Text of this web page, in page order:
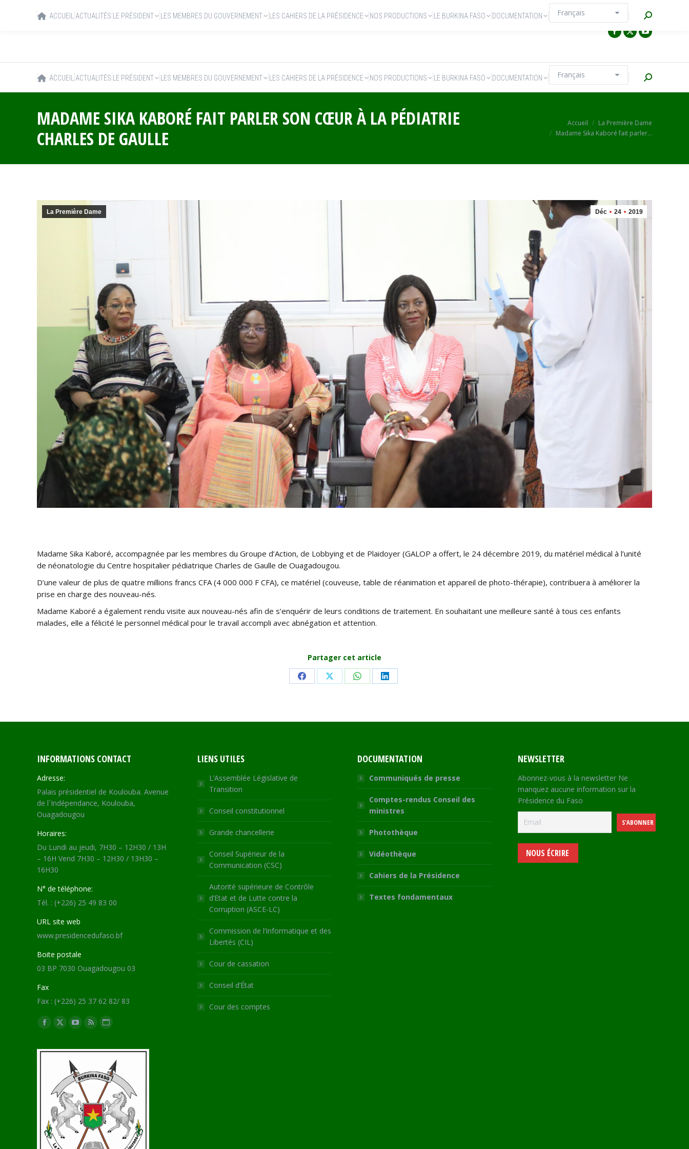
ACCUEIL ACTUALITÉS LE PRÉSIDENT LES MEMBRES DU GOUVERNEMENT LES CAHIERS DE LA PRÉSIDENCE NOS PRODUCTIONS LE BURKINA FASO DOCUMENTATION Recherche
MADAME SIKA KABORÉ FAIT PARLER SON CŒUR À LA PÉDIATRIE
CHARLES DE GAULLE
Accueil
La Première Dame
Madame Sika Kaboré fait parler…
Déc 24 2019
La Première Dame
Madame Sika Kaboré, accompagnée par les membres du Groupe d’Action, de Lobbying et de Plaidoyer (GALOP a offert, le 24 décembre 2019, du matériel médical à l’unité
de néonatologie du Centre hospitalier pédiatrique Charles de Gaulle de Ouagadougou.
D’une valeur de plus de quatre millions francs CFA (4 000 000 F CFA), ce matériel (couveuse, table de réanimation et appareil de photo-thérapie), contribuera à améliorer la
prise en charge des nouveau-nés.
Madame Kaboré a également rendu visite aux nouveau-nés afin de s’enquérir de leurs conditions de traitement. En souhaitant une meilleure santé à tous ces enfants
malades, elle a félicité le personnel médical pour le travail accompli avec abnégation et attention.
Partager cet article
Share Share Share Share
INFORMATIONS CONTACT
Adresse:
Palais présidentiel de Koulouba. Avenue
de l´Indépendance, Koulouba,
Ouagadougou
Horaires:
Du Lundi au jeudi, 7H30 – 12H30 / 13H
– 16H Vend 7H30 – 12H30 / 13H30 –
16H30
N° de téléphone:
Tél. : (+226) 25 49 83 00
URL site web
www.presidencedufaso.bf
Boite postale
03 BP 7030 Ouagadougou 03
Fax
Fax : (+226) 25 37 62 82/ 83
Trouvez nous sur :
Facebook
opens
window
X
opens
new
window
YouTube
opens
in
new
window
RSS
opens
new
window
Site
page
opens
in
new
window
LIENS UTILES
L’Assemblée Législative de
Transition
Conseil constitutionnel
Grande chancellerie
Conseil Supérieur de la
Communication (CSC)
Autorité supérieure de Contrôle
d’Etat et de Lutte contre la
Corruption (ASCE-LC)
Commission de l’Informatique et des
Libertés (CIL)
Cour de cassation
Conseil d’État
Cour des comptes
DOCUMENTATION
Communiqués de presse
Comptes-rendus Conseil des
ministres
Photothèque
Vidéothèque
Cahiers de la Présidence
Textes fondamentaux
NEWSLETTER
Abonnez-vous à la newsletter Ne
manquez aucune information sur la
Présidence du Faso
NOUS ÉCRIRE
ACCUEIL ACTUALITÉS LE PRÉSIDENT LES MEMBRES DU GOUVERNEMENT LES CAHIERS DE LA PRÉSIDENCE NOS PRODUCTIONS LE BURKINA FASO DOCUMENTATION Recherche